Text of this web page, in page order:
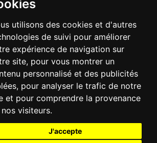
utilisons des cookies et d'autres
de suivi pour améliorer
expérience de navigation sur
site, pour vous montrer un
personnalisé et des publicités
pour analyser le trafic de notre
et pour comprendre la provenance
visiteurs.
J'accepte